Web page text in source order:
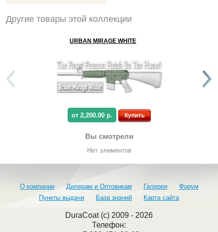
Другие товары этой коллекции
URBAN MIRAGE WHITE
от 2,200.00 р. Купить
Вы смотрели
Нет элементов
О компании Дилерам и Оптовикам Галерея
Форум
Пункты выдачи
База знаний Карта сайта
DuraCoat (c) 2009 - 2026
Телефон: